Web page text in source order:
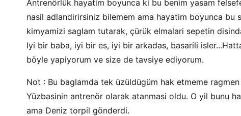
Antrenörlük hayatim boyunca ki bu benim yasam
nasil adlandirirsiniz bilemem ama hayatim boyunca bu
kimyamizi saglam tutarak, çürük elmalari sepetin
Iyi bir baba, iyi bir es, iyi bir arkadas, basarili
böyle yapiyorum ve size de tavsiye ediyorum.
Not : Bu baglamda tek üzüldügüm hak etmeme
Yüzbasinin antrenör olarak atanmasi oldu. O yil bunu
ama Deniz torpil gönderdi.